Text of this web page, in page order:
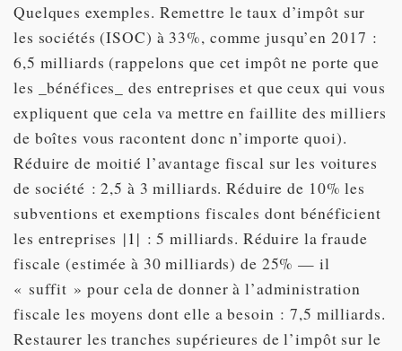
Quelques exemples. Remettre le taux d’impôt sur
les sociétés (ISOC) à 33%, comme jusqu’en 2017 :
6,5 milliards (rappelons que cet impôt ne porte que
les _bénéfices_ des entreprises et que ceux qui vous
expliquent que cela va mettre en faillite des milliers
de boîtes vous racontent donc n’importe quoi).
Réduire de moitié l’avantage fiscal sur les voitures
de société : 2,5 à 3 milliards. Réduire de 10% les
subventions et exemptions fiscales dont bénéficient
les entreprises |1| : 5 milliards. Réduire la fraude
fiscale (estimée à 30 milliards) de 25% — il
« suffit » pour cela de donner à l’administration
fiscale les moyens dont elle a besoin : 7,5 milliards.
Restaurer les tranches supérieures de l’impôt sur le